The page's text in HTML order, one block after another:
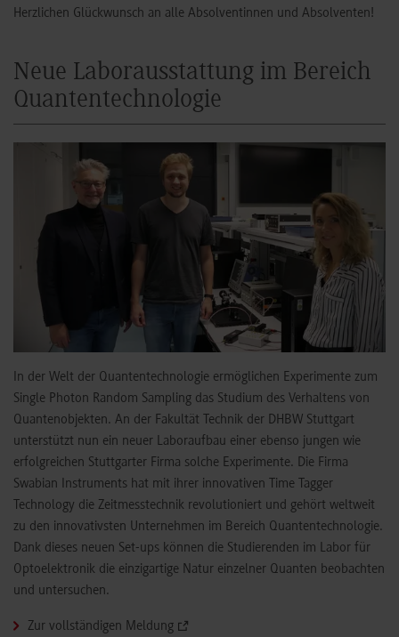
Herzlichen Glückwunsch an alle Absolventinnen und Absolventen!
Neue Laborausstattung im Bereich
Quantentechnologie
In der Welt der Quantentechnologie ermöglichen Experimente zum
Single Photon Random Sampling das Studium des Verhaltens von
Quantenobjekten. An der Fakultät Technik der DHBW Stuttgart
unterstützt nun ein neuer Laboraufbau einer ebenso jungen wie
erfolgreichen Stuttgarter Firma solche Experimente. Die Firma
Swabian Instruments hat mit ihrer innovativen Time Tagger
Technology die Zeitmesstechnik revolutioniert und gehört weltweit
zu den innovativsten Unternehmen im Bereich Quantentechnologie.
Dank dieses neuen Set-ups können die Studierenden im Labor für
Optoelektronik die einzigartige Natur einzelner Quanten beobachten
und untersuchen.
Zur vollständigen Meldung